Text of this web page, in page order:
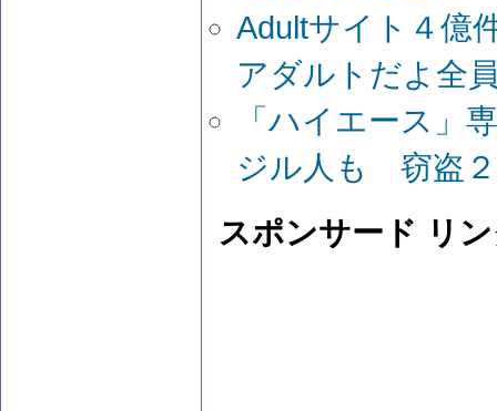
Adultサイト４
アダルトだよ全
「ハイエース
ジル人も 窃盗
スポンサード リ